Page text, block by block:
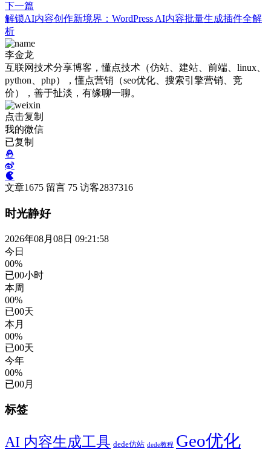
下一篇
解锁AI内容创作新境界：WordPress AI内容批量生成插件全解
析
李金龙
互联网技术分享博客，懂点技术（仿站、建站、前端、linux、
python、php），懂点营销（seo优化、搜索引擎营销、竞
价），善于扯淡，有缘聊一聊。
点击复制
我的微信
已复制
文章1675 留言 75 访客2837316
时光静好
2026年08月08日 09:21:58
今日
00%
已00小时
本周
00%
已00天
本月
00%
已00天
今年
00%
已00月
标签
AI 内容生成工具 dede仿站 dede教程 Geo优化